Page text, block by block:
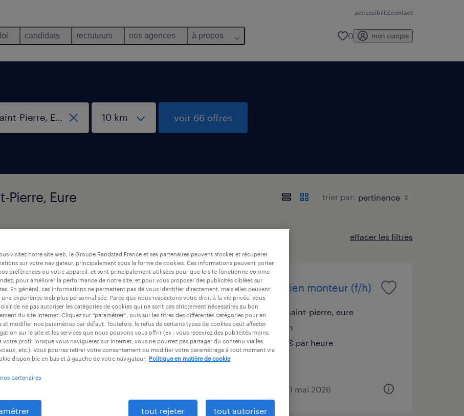
accessibilitécontact
candidats recruteurs nos agences à propos 0 mon compte
voir 66 offres
Pierre, Eure trier par:
effacer les filtres
peintre industriel (f/h)
pont-saint-pierre, eure
intérim
12,00 € par heure
mécanicien monteur (f/h)
pont-saint-pierre, eure
intérim
12,02 € par heure
publié le 20 mai 2026
visitez notre site web, le Groupe Randstad France et ses partenaires peuvent stocker et récupérer
sur votre navigateur, principalement sous la forme de cookies. Ces informations peuvent porter
préférences ou votre appareil, et sont principalement utilisées pour que le site fonctionne comme
pour améliorer la performance de notre site, et pour vous proposer des publicités ciblées sur
En général, ces informations ne permettent pas de vous identifier directement, mais elles peuvent
expérience web plus personnalisée. Parce que nous respectons votre droit à la vie privée, vous
de ne pas autoriser les catégories de cookies qui ne sont pas strictement nécessaires au bon
du site Internet. Cliquez sur “paramétrer”, puis sur les titres des différentes catégories pour en
et modifier nos paramètres par défaut. Toutefois, le refus de certains types de cookies peut affecter
sur le site et les services que nous pouvons vous offrir (ex : vous recevrez des publicités moins
votre profil lorsque vous naviguerez sur Internet, vous ne pourrez pas partager du contenu via les
etc.). Vous pourrez retirer votre consentement ou modifier votre paramétrage à tout moment via
disponible en bas et à gauche de votre navigateur.
Politique en matière de cookie
partenaires
tout rejeter tout autoriser